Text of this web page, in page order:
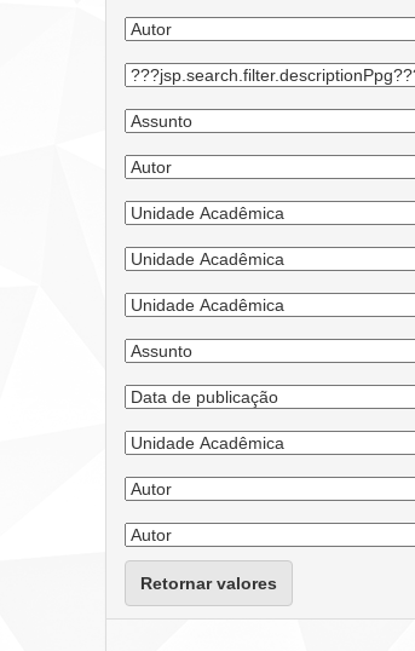
Retornar valores